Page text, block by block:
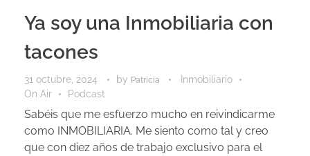
Ya soy una Inmobiliaria con
tacones
31 octubre, 2024 by Patricia
Inmobiliario
On Air
Podcast
Sabéis que me esfuerzo mucho en reivindicarme
como INMOBILIARIA. Me siento como tal y creo
que con diez años de trabajo exclusivo para el